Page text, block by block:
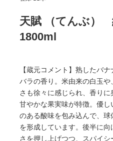
天賦 （てんぶ
1800ml
【蔵元コメント】熟したバ
バラの香り。米由来の白玉
さも徐々に感じられ、香り
甘やかな果実味が特徴。優
のある酸味を包み込んで、
を形成しています。後半に
さを押し上げつつ、スパイ